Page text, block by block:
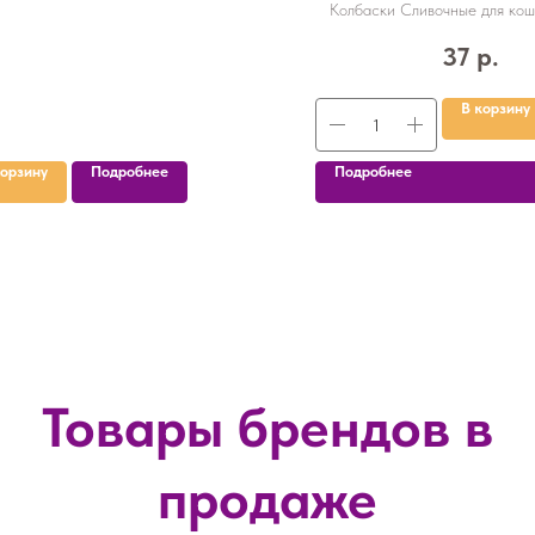
Подробнее
Колбаски Сливочные для
37 р.
В корзину
Подробнее
Товары брендов в
продаже